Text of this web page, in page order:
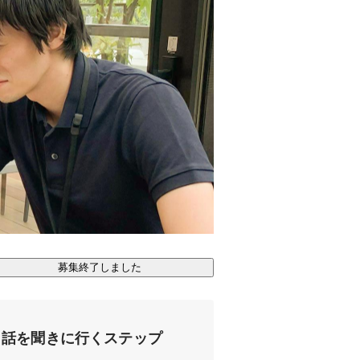
募集終了しました
話を聞きに行くステップ